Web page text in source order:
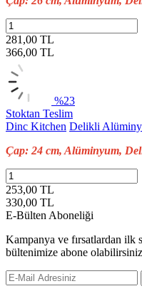
281,00 TL
366,00 TL
%23
Stoktan Teslim
Dinc Kitchen Delikli
Çap: 24 cm, Alüminyum,
253,00 TL
330,00 TL
E-Bülten Aboneliği
Kampanya ve fırsatlardan ilk
bültenimize abone